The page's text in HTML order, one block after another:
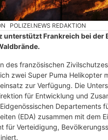
POLIZEI.NEWS REDAKTION
unterstützt Frankreich bei der
des französischen
zwei Super Puma Helikopter
zur Verfügung. Die
für Entwicklung und
Departements
(EDA) zusammen mit dem
für Verteidigung,